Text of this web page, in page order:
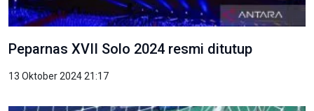
Peparnas XVII Solo 2024 resmi ditutup
13 Oktober 2024 21:17